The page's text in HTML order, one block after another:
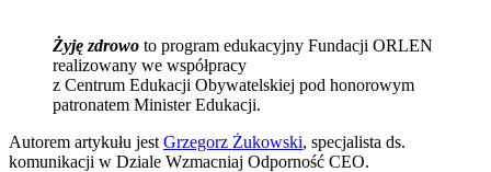
Żyję zdrowo to program edukacyjny Fundacji ORLEN
realizowany we współpracy
z Centrum Edukacji Obywatelskiej pod honorowym
patronatem Minister Edukacji.
Autorem artykułu jest Grzegorz Żukowski, specjalista ds.
komunikacji w Dziale Wzmacniaj Odporność CEO.